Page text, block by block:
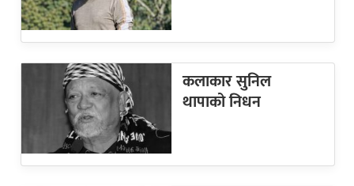
कलाकार सुनिल
थापाको निधन